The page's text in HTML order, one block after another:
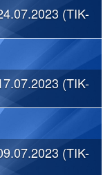
(TIK-
(TIK-
(TIK-